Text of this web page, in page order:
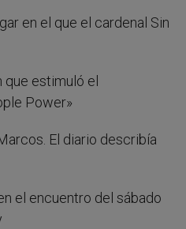
en el que el cardenal Sin
estimuló el
Power»
El diario describía
el encuentro del sábado